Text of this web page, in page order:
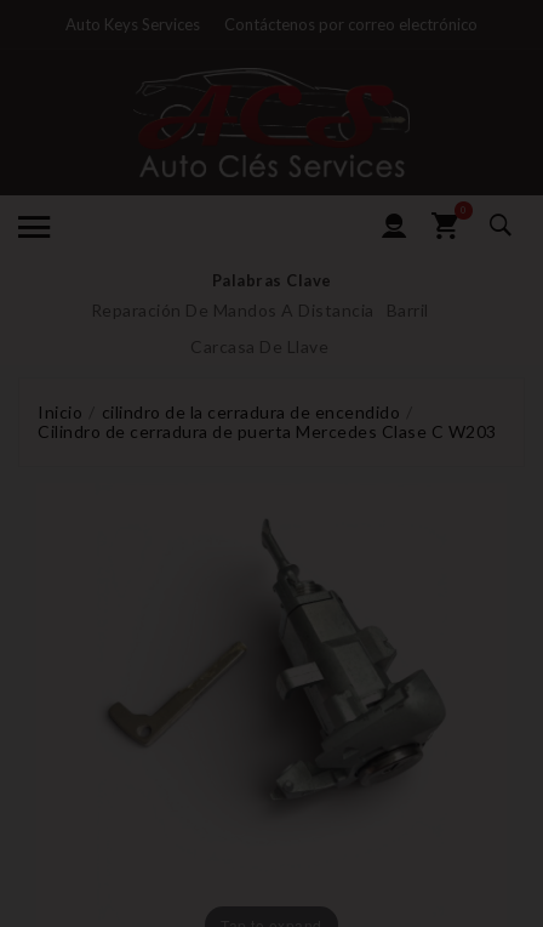
Auto Keys Services Contáctenos por correo electrónico
0
Palabras Clave
Reparación De Mandos A Distancia
Barril
Carcasa De Llave
Inicio
cilindro de la cerradura de encendido
Cilindro de cerradura de puerta Mercedes Clase C W203